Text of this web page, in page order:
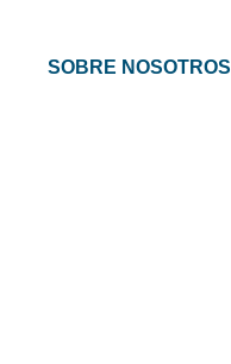
SOBRE NOSOTROS